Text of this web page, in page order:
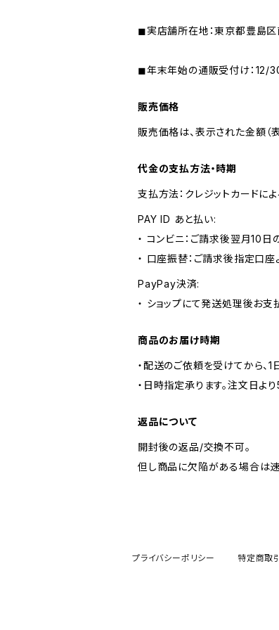
◼︎実店舗所在地：東京都豊島
◼︎年末年始の通販受付け：12/
販売価格
販売価格は、表示された金額（
代金の支払方法・時期
支払方法：クレジットカードに
PAY ID あと払い:
・ コンビニ：ご請求後翌月10日
・ 口座振替：ご請求後指定口座
PayPay決済:
・ ショップにて発送処理後お支
商品のお届け時期
・配送のご依頼を受けてから、
・日時指定承ります。注文日よ
返品について
開封後の返品/交換不可。
但し商品に欠陥がある場合は
プライバシーポリシー 特定商取